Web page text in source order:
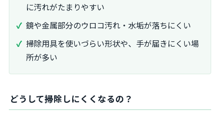
に汚れがたまりやすい
鏡や金属部分のウロコ汚れ・水垢が落ちにくい
掃除用具を使いづらい形状や、手が届きにくい場
所が多い
どうして掃除しにくくなるの？